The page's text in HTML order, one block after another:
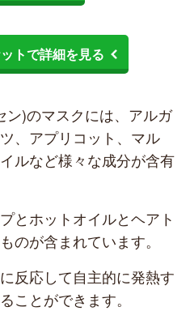
トで詳細を見る
ン)のマスクには、アルガ
、アプリコット、マル
ルなど様々な成分が含有
とホットオイルとヘアト
のが含まれています。
反応して自主的に発熱す
ことができます。